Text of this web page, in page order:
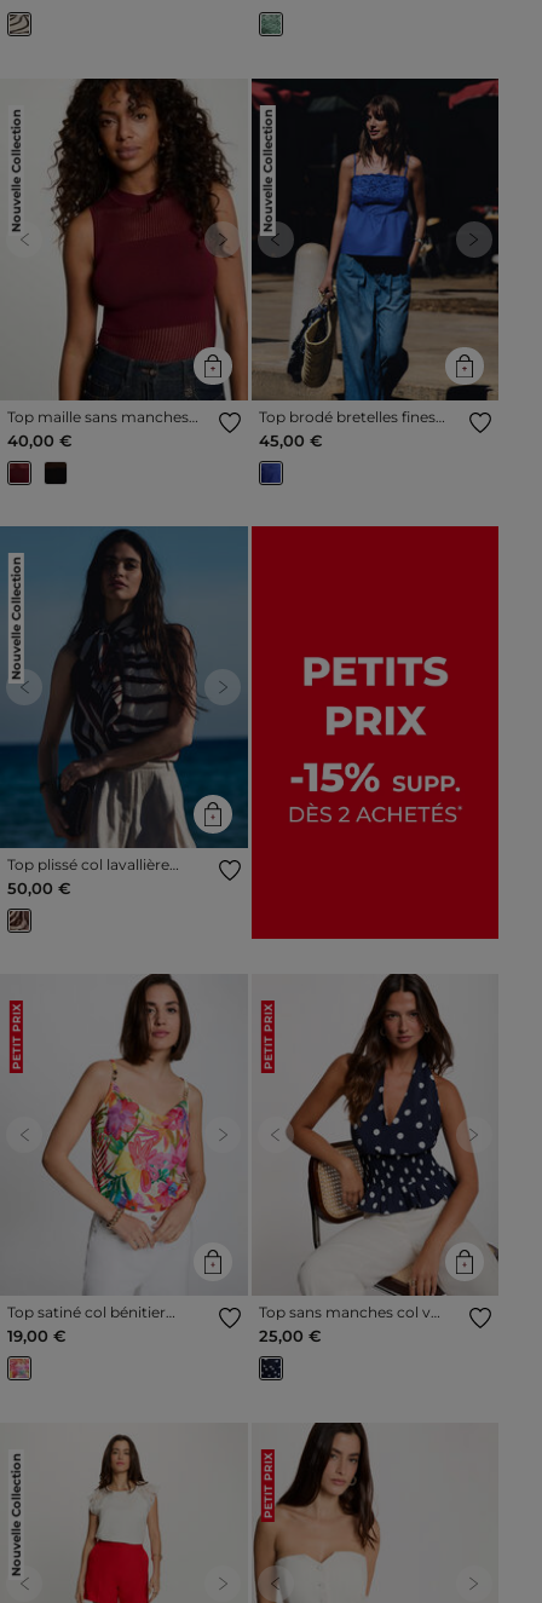
Nouvelle Collection
Previous Next
Top maille sans manches
bordeaux femme
40,00 €
Nouvelle Collection
Previous Next
Top brodé bretelles fines
bleu femme
45,00 €
Nouvelle Collection
Previous Next
Top plissé col lavallière
multicolore femme
50,00 €
PETIT PRIX
Previous Next
Top satiné col bénitier
multicolore femme
19,00 €
PETIT PRIX
Previous Next
Top sans manches col v
bleu marine femme
25,00 €
Nouvelle Collection
Previous Next
PETIT PRIX
Previous Next